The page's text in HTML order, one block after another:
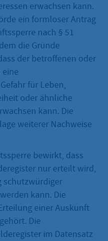
erwachsen kann.
ein formloser Antrag
nach § 51
die Gründe
der betroffenen oder
für Leben,
oder ähnliche
kann. Die
weiterer Nachweise
bewirkt, dass
nur erteilt wird,
schutzwürdiger
kann. Die
einer Auskunft
Die
im Datensatz